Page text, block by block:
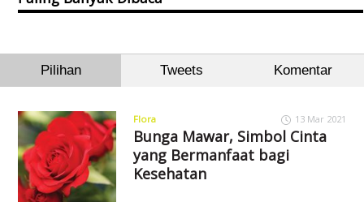
Pilihan Tweets Komentar
Flora 13 Mar 2021
Bunga Mawar, Simbol Cinta
yang Bermanfaat bagi
Kesehatan